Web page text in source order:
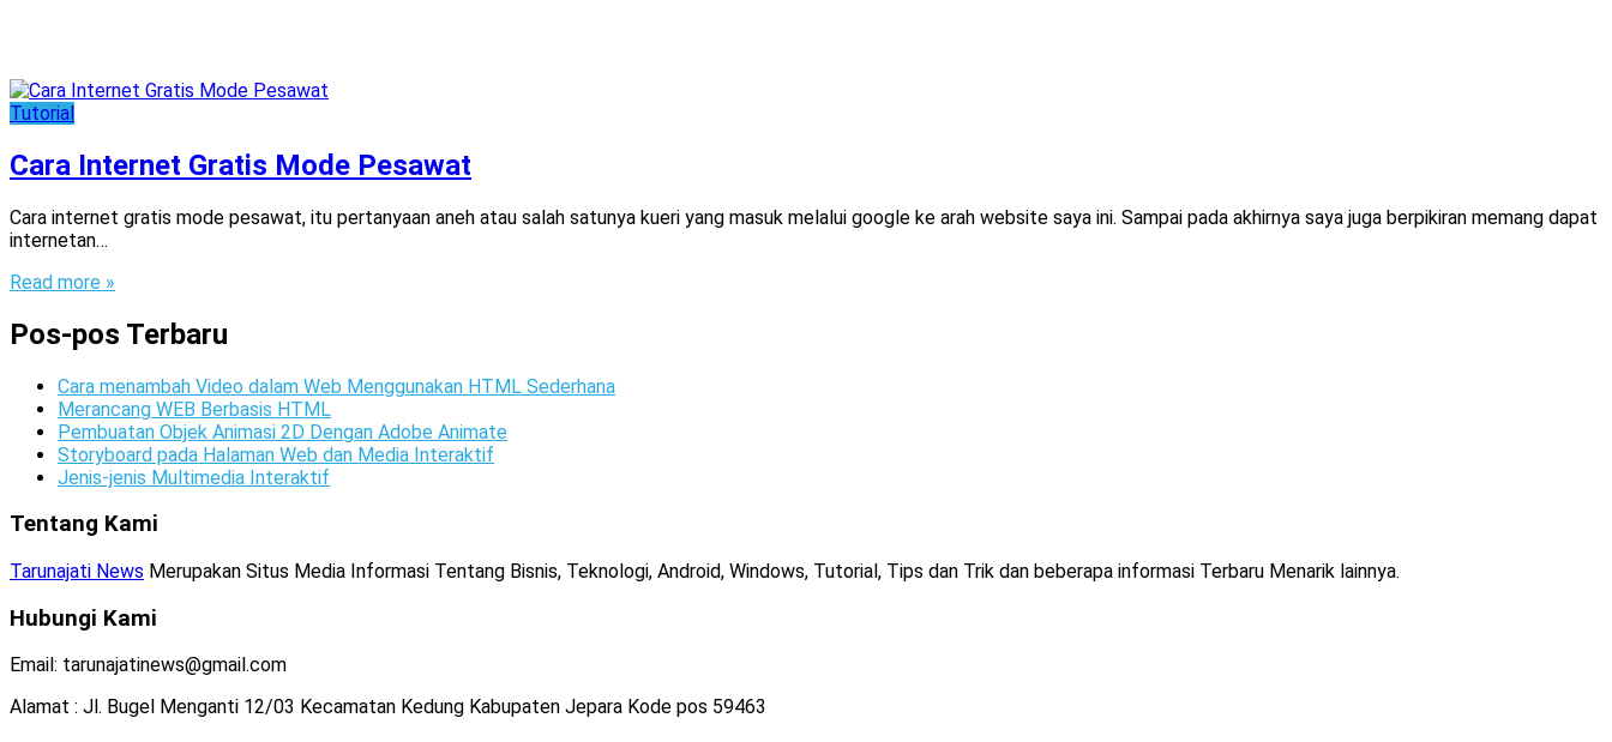
Tutorial
Cara Internet Gratis Mode Pesawat
Cara internet gratis mode pesawat, itu pertanyaan aneh atau salah satunya kueri yang masuk melalui google ke arah website saya ini. Sampai pada akhirnya saya juga berpikiran memang dapat
internetan…
Read more »
Pos-pos Terbaru
Cara menambah Video dalam Web Menggunakan HTML Sederhana
Merancang WEB Berbasis HTML
Pembuatan Objek Animasi 2D Dengan Adobe Animate
Storyboard pada Halaman Web dan Media Interaktif
Jenis-jenis Multimedia Interaktif
Tentang Kami
Tarunajati News Merupakan Situs Media Informasi Tentang Bisnis, Teknologi, Android, Windows, Tutorial, Tips dan Trik dan beberapa informasi Terbaru Menarik lainnya.
Hubungi Kami
Email: tarunajatinews@gmail.com
Alamat : Jl. Bugel Menganti 12/03 Kecamatan Kedung Kabupaten Jepara Kode pos 59463